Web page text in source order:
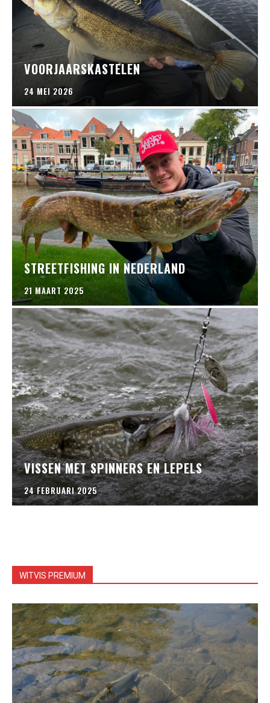
VOORJAARSKASTELEN
24 MEI 2026
STREETFISHING IN NEDERLAND
21 MAART 2025
VISSEN MET SPINNERS EN LEPELS
24 FEBRUARI 2025
WITVIS PREMIUM